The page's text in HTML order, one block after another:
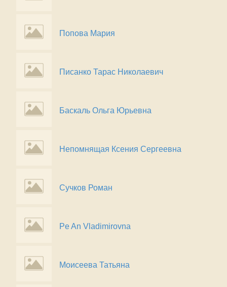
Попова Мария
Писанко Тарас Николаевич
Баскаль Ольга Юрьевна
Непомнящая Ксения Сергеевна
Сучков Роман
Pe An Vladimirovna
Моисеева Татьяна